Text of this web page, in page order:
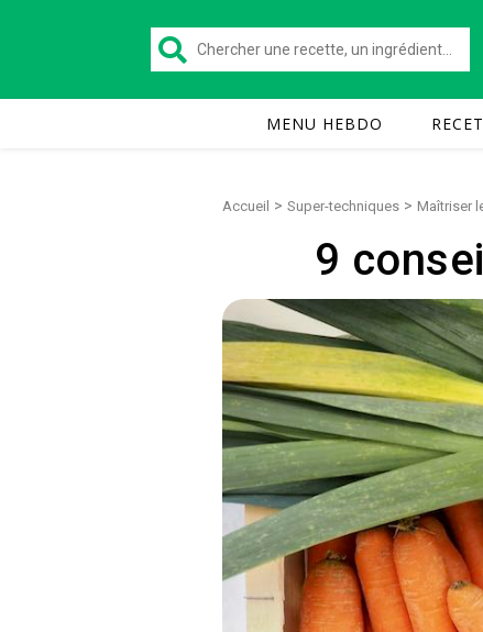
MENU HEBDO
Accueil > Super-techniques > Maîtriser
9